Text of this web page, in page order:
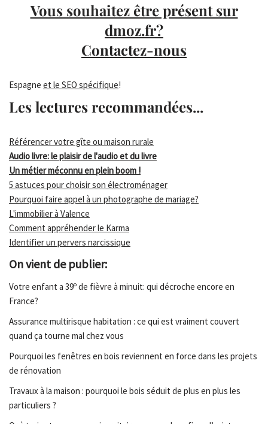
Vous souhaitez être présent sur
dmoz.fr?
Contactez-nous
Espagne et le SEO spécifique!
Les lectures recommandées...
Référencer votre gîte ou maison rurale
Audio livre: le plaisir de l'audio et du livre
Un métier méconnu en plein boom !
5 astuces pour choisir son électroménager
Pourquoi faire appel à un photographe de mariage?
L'immobilier à Valence
Comment appréhender le Karma
Identifier un pervers narcissique
On vient de publier:
Votre enfant a 39º de fièvre à minuit: qui décroche encore en
France?
Assurance multirisque habitation : ce qui est vraiment couvert
quand ça tourne mal chez vous
Pourquoi les fenêtres en bois reviennent en force dans les projets
de rénovation
Travaux à la maison : pourquoi le bois séduit de plus en plus les
particuliers ?